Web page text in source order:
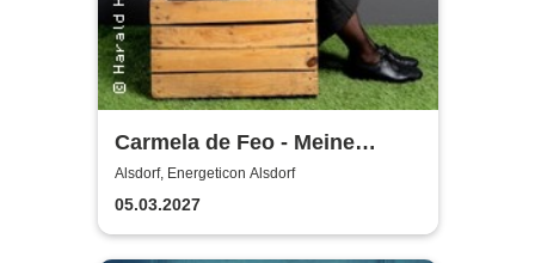
Carmela de Feo - Meine
besten Knaller
Alsdorf, Energeticon Alsdorf
05.03.2027